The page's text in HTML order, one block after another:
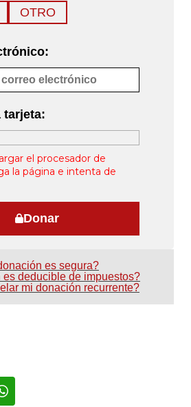
OTRO
tarjeta:
el procesador de
la página e intenta de
Donar
es segura?
es deducible de impuestos?
mi donación recurrente?